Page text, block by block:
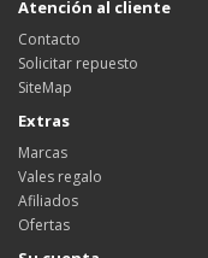
Atención al cliente
Contacto
Solicitar repuesto
SiteMap
Extras
Marcas
Vales regalo
Afiliados
Ofertas